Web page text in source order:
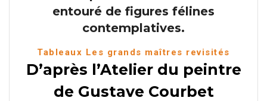
Tableaux Les grands maîtres revisités
D’après l’Atelier du peintre
de Gustave Courbet